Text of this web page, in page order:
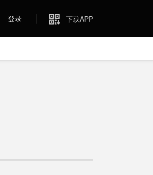
登录 下载APP